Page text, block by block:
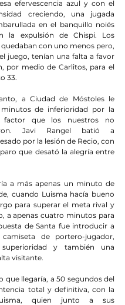
efervescencia azul y con el
creciendo, una jugada
en el banquillo noiés
la expulsión de Chispi. Los
con uno menos pero,
juego, tenían una falta a favor
por medio de Carlitos, para el
33.
a Ciudad de Móstoles le
de inferioridad por la
factor que los nuestros no
Javi Rangel batió a
por la lesión de Recio, con
que desató la alegría entre
a más apenas un minuto de
cuando Luisma hacía bueno
para superar el meta rival y
a apenas cuatro minutos para
de Santa fue introducir a
de portero-jugador,
y también una
visitante.
que llegaría, a 50 segundos del
total y definitiva, con la
quien junto a sus